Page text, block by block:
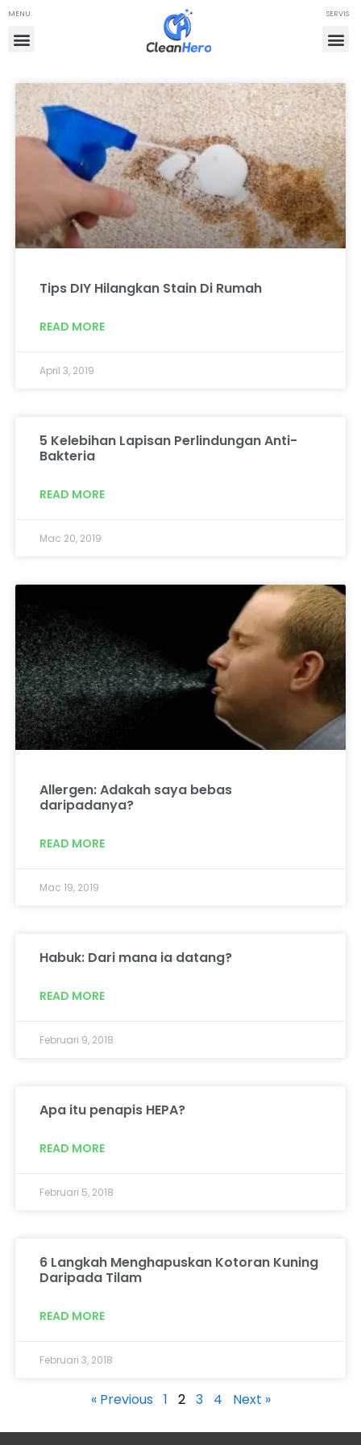
MENU SERVIS
Tips DIY Hilangkan Stain Di Rumah
READ MORE
April 3, 2019
5 Kelebihan Lapisan Perlindungan Anti-
Bakteria
READ MORE
Mac 20, 2019
Allergen: Adakah saya bebas
daripadanya?
READ MORE
Mac 19, 2019
Habuk: Dari mana ia datang?
READ MORE
Februari 9, 2018
Apa itu penapis HEPA?
READ MORE
Februari 5, 2018
6 Langkah Menghapuskan Kotoran Kuning
Daripada Tilam
READ MORE
Februari 3, 2018
« Previous 1 2 3 4 Next »